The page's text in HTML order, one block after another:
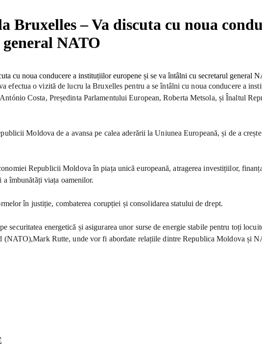
Bruxelles – Va discuta cu noua
NATO
efectua o vizită de lucru la Bruxelles pentru a se întâlni cu noua conducere a
Costa, Președinta Parlamentului European, Roberta Metsola, și Înaltul
Moldova de a avansa pe calea aderării la Uniunea Europeană, și de a
Republicii Moldova în piața unică europeană, atragerea investițiilor,
îmbunătăți viața oamenilor.
în justiție, combaterea corupției și consolidarea statului de drept.
securitatea energetică și asigurarea unor surse de energie stabile pentru toți
Rutte, unde vor fi abordate relațiile dintre Republica Moldova și